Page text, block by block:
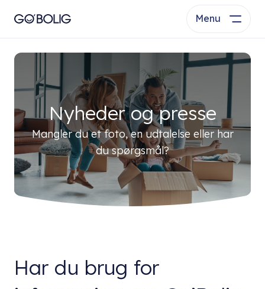
Menu
Nyheder og presse
Mangler du et foto, en udtalelse eller har
du spørgsmål?
Har du brug for